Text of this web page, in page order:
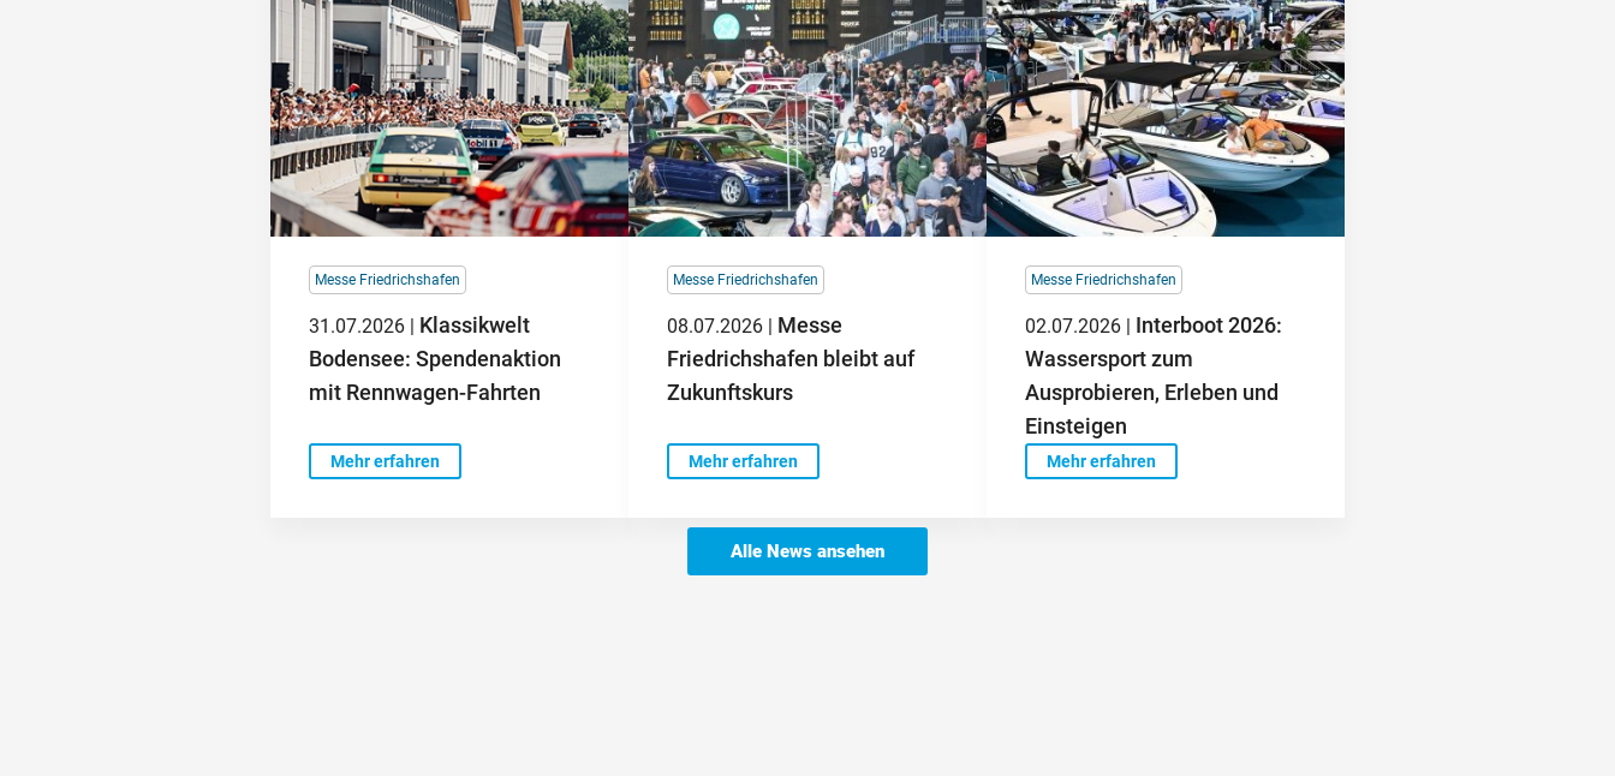
Messe Friedrichshafen
31.07.2026 | Klassikwelt
Bodensee: Spendenaktion
mit Rennwagen-Fahrten
Mehr erfahren
Messe Friedrichshafen
08.07.2026 | Messe
Friedrichshafen bleibt auf
Zukunftskurs
Mehr erfahren
Messe Friedrichshafen
02.07.2026 | Interboot 2026:
Wassersport zum
Ausprobieren, Erleben und
Einsteigen
Mehr erfahren
Alle News ansehen